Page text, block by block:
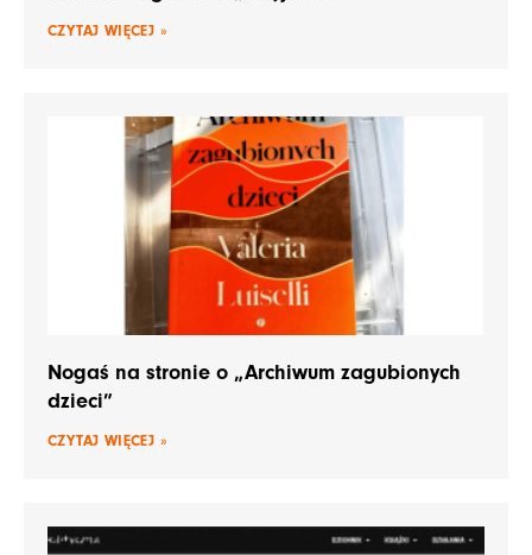
CZYTAJ WIĘCEJ »
Nogaś na stronie o „Archiwum zagubionych
dzieci”
CZYTAJ WIĘCEJ »